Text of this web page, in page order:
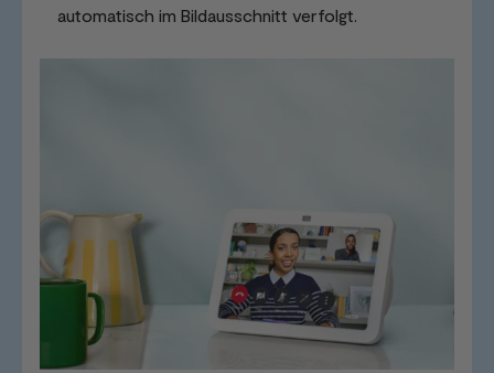
automatisch im Bildausschnitt verfolgt.